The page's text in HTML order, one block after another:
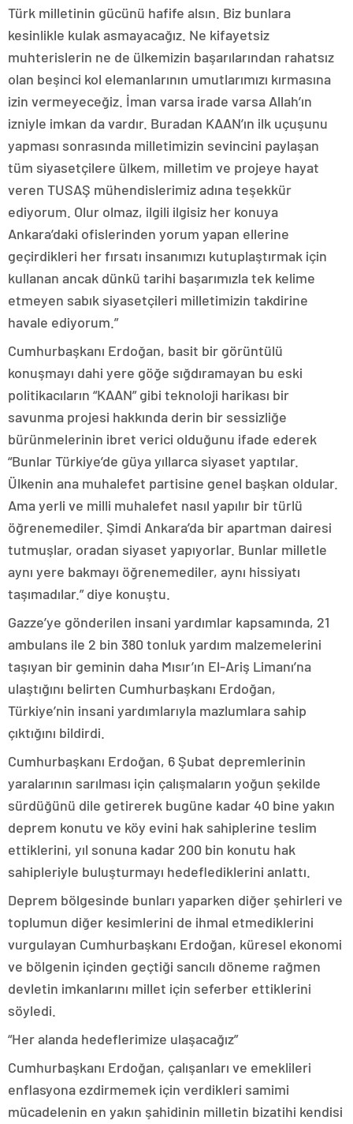
Türk milletinin gücünü hafife alsın. Biz bunlara
kesinlikle kulak asmayacağız. Ne kifayetsiz
muhterislerin ne de ülkemizin başarılarından rahatsız
olan beşinci kol elemanlarının umutlarımızı kırmasına
izin vermeyeceğiz. İman varsa irade varsa Allah’ın
izniyle imkan da vardır. Buradan KAAN’ın ilk uçuşunu
yapması sonrasında milletimizin sevincini paylaşan
tüm siyasetçilere ülkem, milletim ve projeye hayat
veren TUSAŞ mühendislerimiz adına teşekkür
ediyorum. Olur olmaz, ilgili ilgisiz her konuya
Ankara’daki ofislerinden yorum yapan ellerine
geçirdikleri her fırsatı insanımızı kutuplaştırmak için
kullanan ancak dünkü tarihi başarımızla tek kelime
etmeyen sabık siyasetçileri milletimizin takdirine
havale ediyorum.”
Cumhurbaşkanı Erdoğan, basit bir görüntülü
konuşmayı dahi yere göğe sığdıramayan bu eski
politikacıların “KAAN” gibi teknoloji harikası bir
savunma projesi hakkında derin bir sessizliğe
bürünmelerinin ibret verici olduğunu ifade ederek
“Bunlar Türkiye’de güya yıllarca siyaset yaptılar.
Ülkenin ana muhalefet partisine genel başkan oldular.
Ama yerli ve milli muhalefet nasıl yapılır bir türlü
öğrenemediler. Şimdi Ankara’da bir apartman dairesi
tutmuşlar, oradan siyaset yapıyorlar. Bunlar milletle
aynı yere bakmayı öğrenemediler, aynı hissiyatı
taşımadılar.” diye konuştu.
Gazze’ye gönderilen insani yardımlar kapsamında, 21
ambulans ile 2 bin 380 tonluk yardım malzemelerini
taşıyan bir geminin daha Mısır’ın El-Ariş Limanı’na
ulaştığını belirten Cumhurbaşkanı Erdoğan,
Türkiye’nin insani yardımlarıyla mazlumlara sahip
çıktığını bildirdi.
Cumhurbaşkanı Erdoğan, 6 Şubat depremlerinin
yaralarının sarılması için çalışmaların yoğun şekilde
sürdüğünü dile getirerek bugüne kadar 40 bine yakın
deprem konutu ve köy evini hak sahiplerine teslim
ettiklerini, yıl sonuna kadar 200 bin konutu hak
sahipleriyle buluşturmayı hedeflediklerini anlattı.
Deprem bölgesinde bunları yaparken diğer şehirleri ve
toplumun diğer kesimlerini de ihmal etmediklerini
vurgulayan Cumhurbaşkanı Erdoğan, küresel ekonomi
ve bölgenin içinden geçtiği sancılı döneme rağmen
devletin imkanlarını millet için seferber ettiklerini
söyledi.
“Her alanda hedeflerimize ulaşacağız”
Cumhurbaşkanı Erdoğan, çalışanları ve emeklileri
enflasyona ezdirmemek için verdikleri samimi
mücadelenin en yakın şahidinin milletin bizatihi kendisi